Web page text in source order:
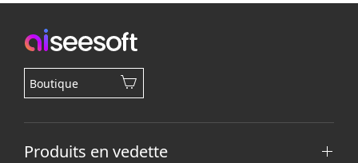
Boutique
Produits en vedette